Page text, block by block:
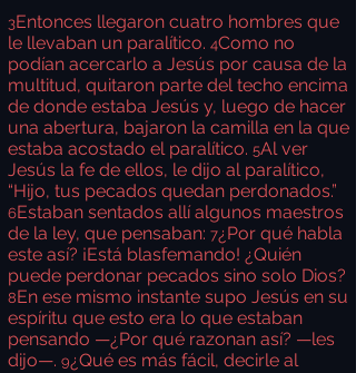
3Entonces llegaron cuatro hombres que
le llevaban un paralítico. 4Como no
podían acercarlo a Jesús por causa de la
multitud, quitaron parte del techo encima
de donde estaba Jesús y, luego de hacer
una abertura, bajaron la camilla en la que
estaba acostado el paralítico. 5Al ver
Jesús la fe de ellos, le dijo al paralítico,
“Hijo, tus pecados quedan perdonados.”
6Estaban sentados allí algunos maestros
de la ley, que pensaban: 7¿Por qué habla
este así? ¡Está blasfemando! ¿Quién
puede perdonar pecados sino solo Dios?
8En ese mismo instante supo Jesús en su
espíritu que esto era lo que estaban
pensando —¿Por qué razonan así? —les
dijo—. 9¿Qué es más fácil, decirle al